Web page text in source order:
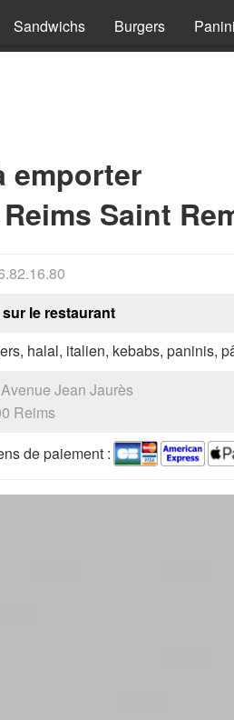
Sandwichs Burgers
emporter
Saint
le restaurant
halal, italien, kebabs, paninis,
Jean Jaurès
Reims
de paiement :